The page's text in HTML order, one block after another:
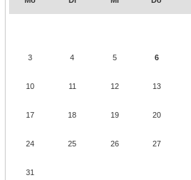
3 4 5 6
10 11 12 13
17 18 19 20
24 25 26 27
31